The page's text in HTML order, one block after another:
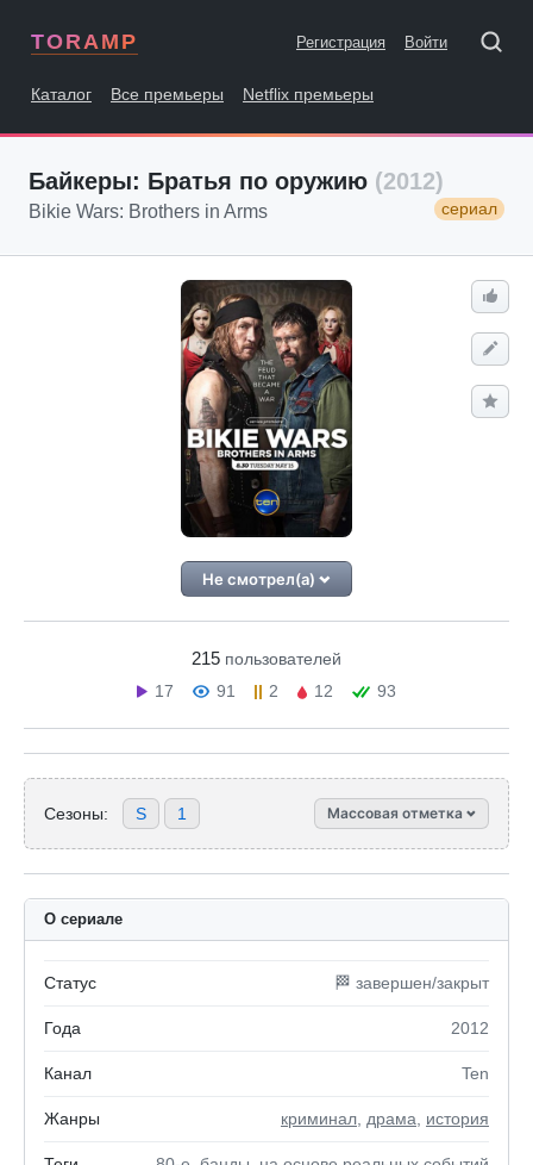
TORAMP Регистрация Войти
Каталог Все премьеры Netflix премьеры
Байкеры: Братья по оружию (2012)
сериал
Bikie Wars: Brothers in Arms
Не смотрел(а)
215 пользователей
17
91 2 12 93
Сезоны: S 1 Массовая отметка
О сериале
Статус 🏁 завершен/закрыт
Года 2012
Канал Ten
Жанры криминал драма история